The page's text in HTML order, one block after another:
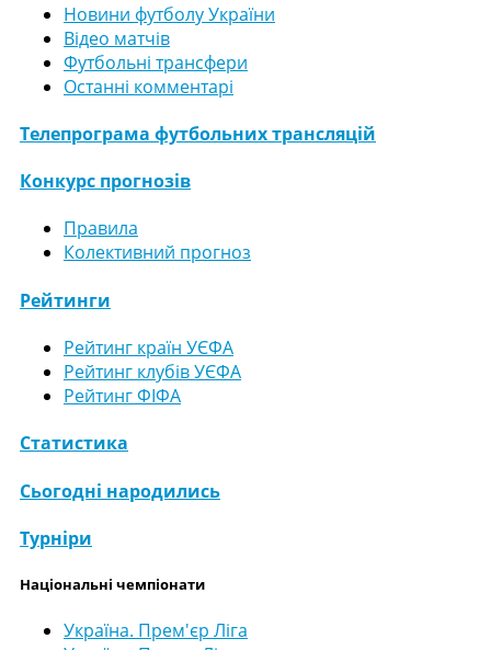
Новини футболу України
Відео матчів
Футбольні трансфери
Останні комментарі
Телепрограма футбольних трансляцій
Конкурс прогнозів
Правила
Колективний прогноз
Рейтинги
Рейтинг країн УЄФА
Рейтинг клубів УЄФА
Рейтинг ФІФА
Статистика
Сьогодні народились
Турніри
Національні чемпіонати
Україна. Прем'єр Ліга